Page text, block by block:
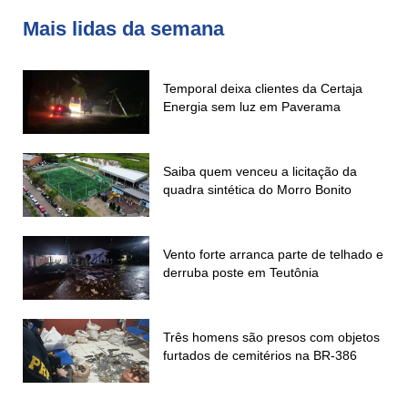
Mais lidas da semana
Temporal deixa clientes da Certaja
Energia sem luz em Paverama
Saiba quem venceu a licitação da
quadra sintética do Morro Bonito
Vento forte arranca parte de telhado e
derruba poste em Teutônia
Três homens são presos com objetos
furtados de cemitérios na BR-386